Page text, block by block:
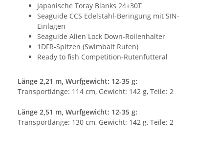
Japanische Toray Blanks 24+30T
Seaguide CCS Edelstahl-Beringung mit SIN-
Einlagen
Seaguide Alien Lock Down-Rollenhalter
1DFR-Spitzen (Swimbait Ruten)
Ready to fish Competition-Rutenfutteral
Länge 2,21 m, Wurfgewicht: 12-35 g:
Transportlänge: 114 cm, Gewicht: 142 g, Teile: 2
Länge 2,51 m, Wurfgewicht: 12-35 g:
Transportlänge: 130 cm, Gewicht: 142 g, Teile: 2